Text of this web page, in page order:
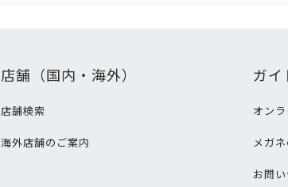
店舗（国内・海外）
店舗検索
海外店舗のご案内
ガイ
オン
メガ
お問